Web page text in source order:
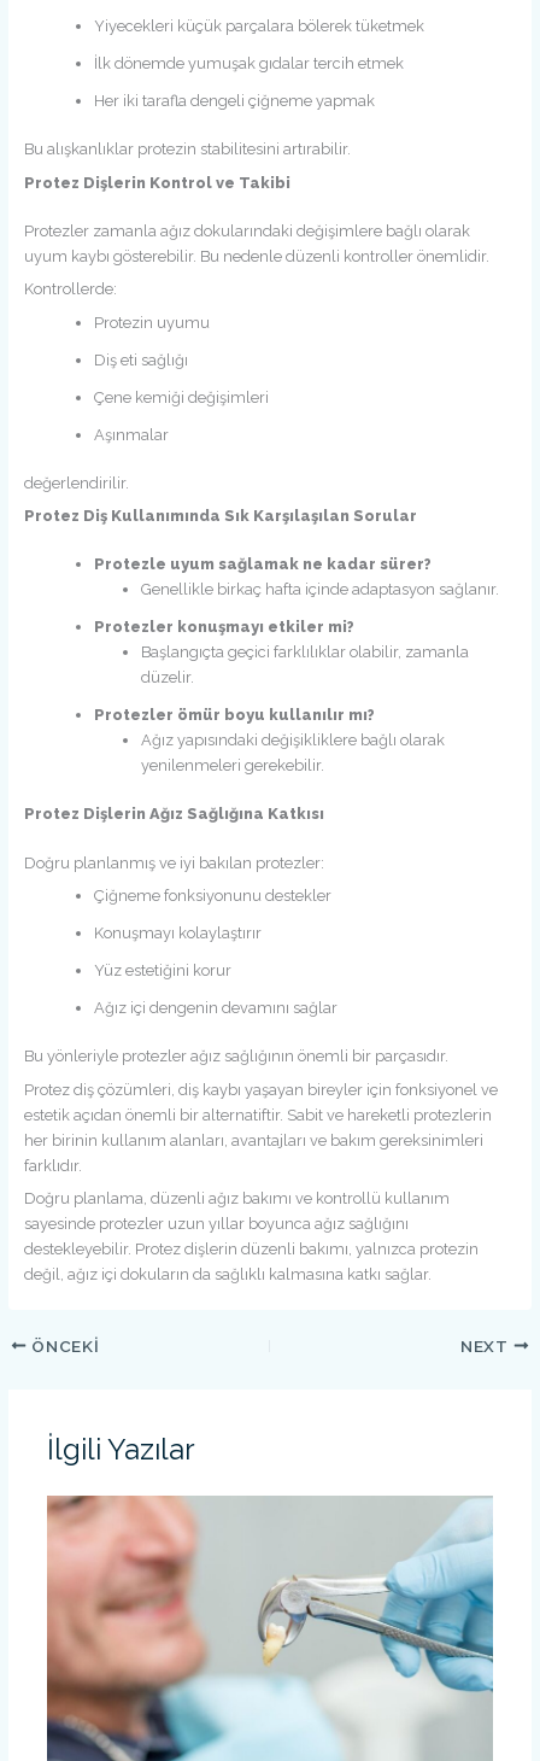
Yiyecekleri küçük parçalara bölerek tüketmek
İlk dönemde yumuşak gıdalar tercih etmek
Her iki tarafla dengeli çiğneme yapmak
Bu alışkanlıklar protezin stabilitesini artırabilir.
Protez Dişlerin Kontrol ve Takibi
Protezler zamanla ağız dokularındaki değişimlere bağlı olarak
uyum kaybı gösterebilir. Bu nedenle düzenli kontroller önemlidir.
Kontrollerde:
Protezin uyumu
Diş eti sağlığı
Çene kemiği değişimleri
Aşınmalar
değerlendirilir.
Protez Diş Kullanımında Sık Karşılaşılan Sorular
Protezle uyum sağlamak ne kadar sürer?
Genellikle birkaç hafta içinde adaptasyon sağlanır.
Protezler konuşmayı etkiler mi?
Başlangıçta geçici farklılıklar olabilir, zamanla
düzelir.
Protezler ömür boyu kullanılır mı?
Ağız yapısındaki değişikliklere bağlı olarak
yenilenmeleri gerekebilir.
Protez Dişlerin Ağız Sağlığına Katkısı
Doğru planlanmış ve iyi bakılan protezler:
Çiğneme fonksiyonunu destekler
Konuşmayı kolaylaştırır
Yüz estetiğini korur
Ağız içi dengenin devamını sağlar
Bu yönleriyle protezler ağız sağlığının önemli bir parçasıdır.
Protez diş çözümleri, diş kaybı yaşayan bireyler için fonksiyonel ve
estetik açıdan önemli bir alternatiftir. Sabit ve hareketli protezlerin
her birinin kullanım alanları, avantajları ve bakım gereksinimleri
farklıdır.
Doğru planlama, düzenli ağız bakımı ve kontrollü kullanım
sayesinde protezler uzun yıllar boyunca ağız sağlığını
destekleyebilir. Protez dişlerin düzenli bakımı, yalnızca protezin
değil, ağız içi dokuların da sağlıklı kalmasına katkı sağlar.
ÖNCEKI NEXT
İlgili Yazılar